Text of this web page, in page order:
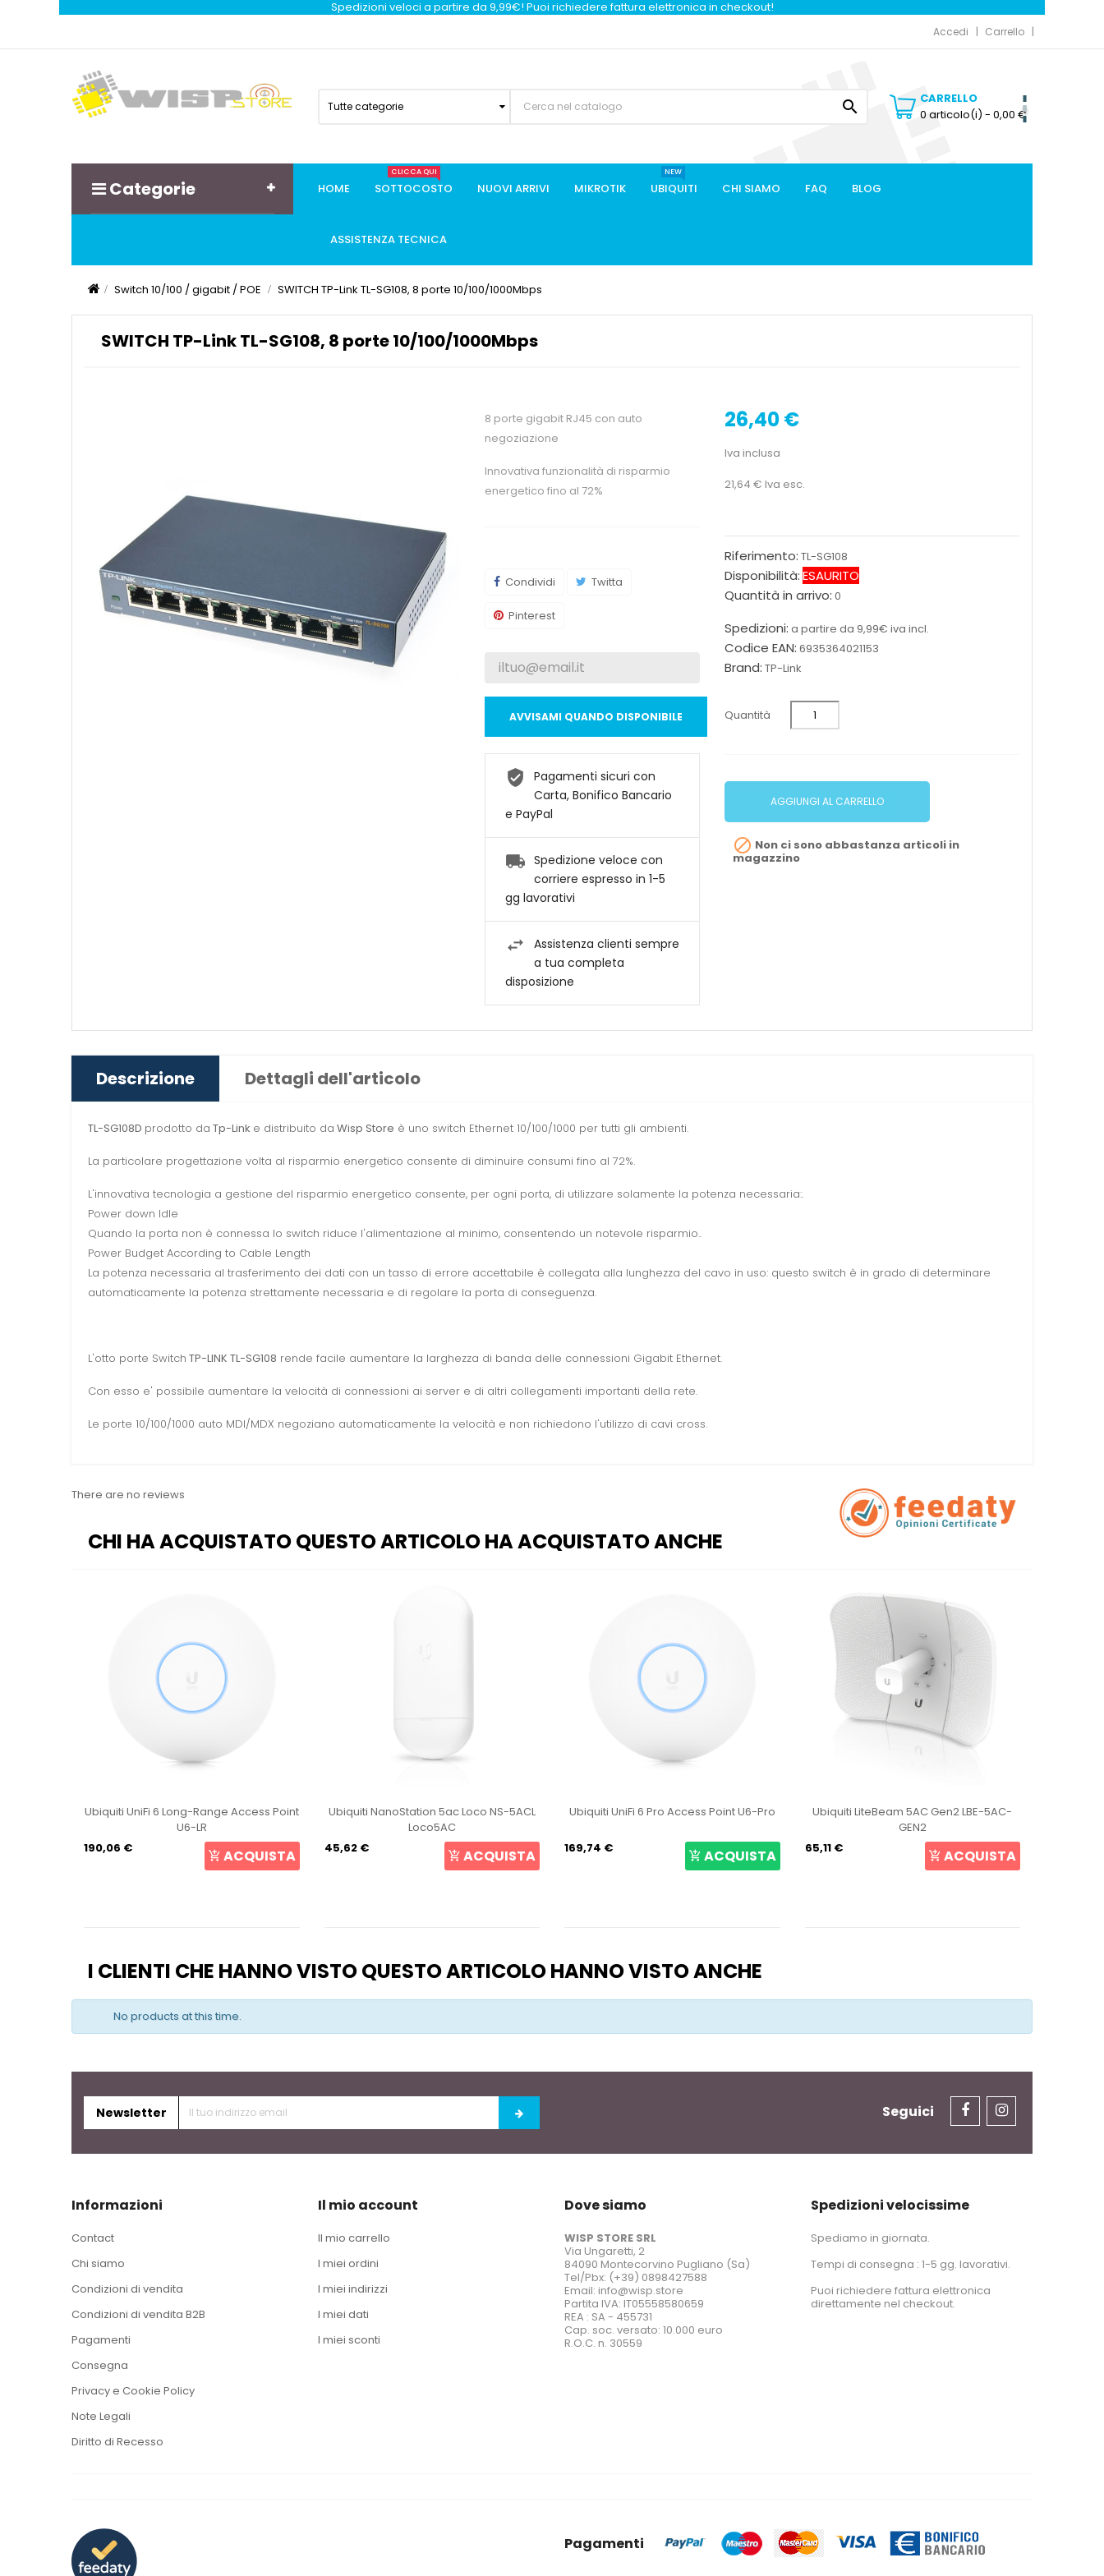
Spedizioni veloci a partire da 9,99€! Puoi richiedere fattura elettronica in checkout!
Accedi Carrello
Tutte categorie 
CARRELLO
0 articolo(i) - 0,00 €
Categorie HOME SOTTOCOSTO
CLICCA QUI
NUOVI ARRIVI MIKROTIK UBIQUITI
NEW
CHI SIAMO FAQ BLOG
ASSISTENZA TECNICA
Switch 10/100 / gigabit / POE SWITCH TP-Link TL-SG108, 8 porte 10/100/1000Mbps
SWITCH TP-Link TL-SG108, 8 porte 10/100/1000Mbps
26,40 €
Iva inclusa
21,64 € Iva esc.
Riferimento: TL-SG108
Disponibilità:ESAURITO
Quantità in arrivo: 0
Spedizioni: a partire da 9,99€ iva incl.
Codice EAN: 6935364021153
Brand: TP-Link
Quantità
AGGIUNGI AL CARRELLO
 Non ci sono abbastanza articoli in
magazzino
8 porte gigabit RJ45 con auto
negoziazione
Innovativa funzionalità di risparmio
energetico fino al 72%
Condividi Twitta
Pinterest
AVVISAMI QUANDO DISPONIBILE
Pagamenti sicuri con
Carta, Bonifico Bancario
e PayPal
Spedizione veloce con
corriere espresso in 1-5
gg lavorativi
Assistenza clienti sempre
a tua completa
disposizione
Descrizione Dettagli dell'articolo
TL-SG108D prodotto da Tp-Link e distribuito da Wisp Store è uno switch Ethernet 10/100/1000 per tutti gli ambienti.
La particolare progettazione volta al risparmio energetico consente di diminuire consumi fino al 72%.
L'innovativa tecnologia a gestione del risparmio energetico consente, per ogni porta, di utilizzare solamente la potenza necessaria:.
Power down Idle
Quando la porta non è connessa lo switch riduce l'alimentazione al minimo, consentendo un notevole risparmio..
Power Budget According to Cable Length
La potenza necessaria al trasferimento dei dati con un tasso di errore accettabile è collegata alla lunghezza del cavo in uso: questo switch è in grado di determinare
automaticamente la potenza strettamente necessaria e di regolare la porta di conseguenza.
L'otto porte Switch TP-LINK TL-SG108 rende facile aumentare la larghezza di banda delle connessioni Gigabit Ethernet.
Con esso e' possibile aumentare la velocità di connessioni ai server e di altri collegamenti importanti della rete.
Le porte 10/100/1000 auto MDI/MDX negoziano automaticamente la velocità e non richiedono l'utilizzo di cavi cross.
There are no reviews
CHI HA ACQUISTATO QUESTO ARTICOLO HA ACQUISTATO ANCHE
Ubiquiti UniFi 6 Long-Range Access Point
U6-LR
190,06 €
ACQUISTA
Ubiquiti NanoStation 5ac Loco NS-5ACL
Loco5AC
45,62 €
ACQUISTA
Ubiquiti UniFi 6 Pro Access Point U6-Pro
169,74 € ACQUISTA
Ubiquiti LiteBeam 5AC Gen2 LBE-5AC-
GEN2
65,11 €
ACQUISTA
I CLIENTI CHE HANNO VISTO QUESTO ARTICOLO HANNO VISTO ANCHE
No products at this time.
Newsletter Seguici
Informazioni
Contact
Chi siamo
Condizioni di vendita
Condizioni di vendita B2B
Pagamenti
Consegna
Privacy e Cookie Policy
Note Legali
Diritto di Recesso
Il mio account
Il mio carrello
I miei ordini
I miei indirizzi
I miei dati
I miei sconti
Dove siamo
WISP STORE SRL
Via Ungaretti, 2
84090 Montecorvino Pugliano (Sa)
Tel/Pbx: (+39) 0898427588
Email: info@wisp.store
Partita IVA: IT05558580659
REA : SA - 455731
Cap. soc. versato: 10.000 euro
R.O.C. n. 30559
Spedizioni velocissime
Spediamo in giornata.
Tempi di consegna : 1-5 gg. lavorativi.
Puoi richiedere fattura elettronica
direttamente nel checkout.
Pagamenti